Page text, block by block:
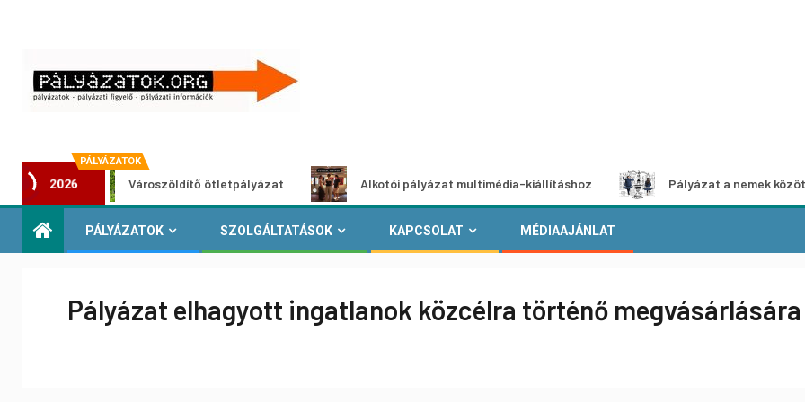
PÁLYÁZATOK
2026Városzöldítő ötletpályázat Alkotói pályázat multimédia-kiállításhoz Pályázat a nemek közötti
PÁLYÁZATOK SZOLGÁLTATÁSOK KAPCSOLAT MÉDIAAJÁNLAT
Pályázat elhagyott ingatlanok közcélra történő megvásárlására